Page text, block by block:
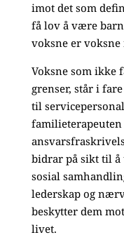
imot det som
få lov å være
voksne er voksne
Voksne som ikke
grenser, står i
til
bidrar på sikt til å
sosial
lederskap og
beskytter dem
livet.